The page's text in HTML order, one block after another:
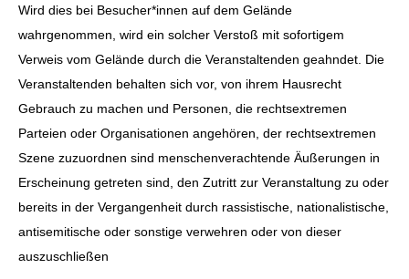
Wird dies bei Besucher*innen auf dem Gelände
wahrgenommen, wird ein solcher Verstoß mit sofortigem
Verweis vom Gelände durch die Veranstaltenden geahndet. Die
Veranstaltenden behalten sich vor, von ihrem Hausrecht
Gebrauch zu machen und Personen, die rechtsextremen
Parteien oder Organisationen angehören, der rechtsextremen
Szene zuzuordnen sind menschenverachtende Äußerungen in
Erscheinung getreten sind, den Zutritt zur Veranstaltung zu oder
bereits in der Vergangenheit durch rassistische, nationalistische,
antisemitische oder sonstige verwehren oder von dieser
auszuschließen